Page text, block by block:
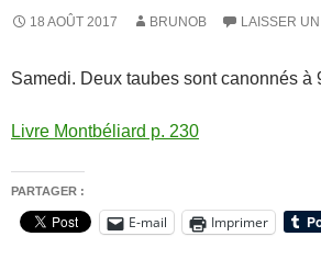
18 AOÛT 2017 BRUNOB LAISSER
Samedi. Deux taubes sont canonnés à
Livre Montbéliard p. 230
PARTAGER :
E-mail Imprimer